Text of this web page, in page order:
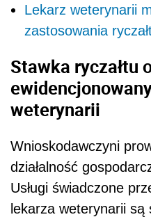
Lekarz weterynarii
zastosowania
Stawka ryczałtu
weterynarii
Wnioskodawczyni
działalność
Usługi świadczone
lekarza weterynarii są